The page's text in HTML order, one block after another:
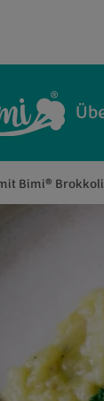
Bimi® Brokkoli